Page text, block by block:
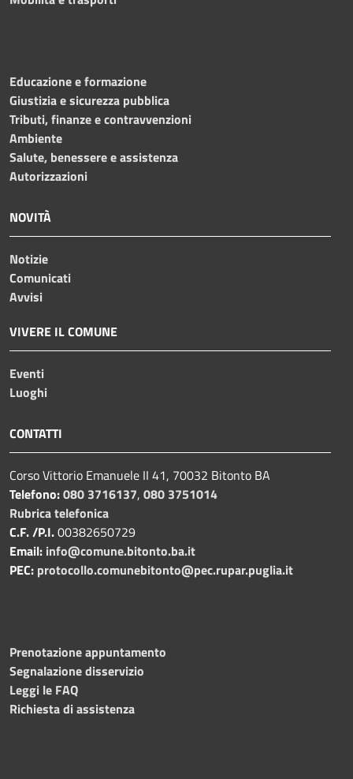
Educazione e formazione
Giustizia e sicurezza pubblica
Tributi, finanze e contravvenzioni
Ambiente
Salute, benessere e assistenza
Autorizzazioni
NOVITÀ
Notizie
Comunicati
Avvisi
VIVERE IL COMUNE
Eventi
Luoghi
CONTATTI
Corso Vittorio Emanuele II 41, 70032 Bitonto BA
Telefono:080 3716137, 080 3751014
Rubrica telefonica
C.F. /P.I.00382650729
Email: info@comune.bitonto.ba.it
PEC: protocollo.comunebitonto@pec.rupar.puglia.it
Prenotazione appuntamento
Segnalazione disservizio
Leggi le FAQ
Richiesta di assistenza